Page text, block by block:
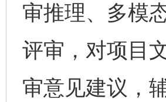
审推理、多模
评审，对项目
审意见建议，